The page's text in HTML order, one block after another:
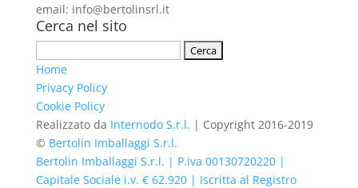
email: info@bertolinsrl.it
Cerca nel sito
per:
Home
Privacy Policy
Cookie Policy
Realizzato da Internodo S.r.l. | Copyright 2016-2019
© Bertolin Imballaggi S.r.l.
Bertolin Imballaggi S.r.l. | P.iva 00130720220 |
Capitale Sociale i.v. € 62.920 | Iscritta al Registro